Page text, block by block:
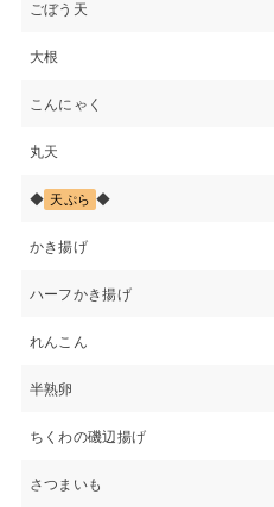
ごぼう天
大根
こんにゃく
丸天
◆ 天ぷら ◆
かき揚げ
ハーフかき揚げ
れんこん
半熟卵
ちくわの磯辺揚げ
さつまいも